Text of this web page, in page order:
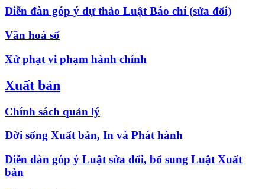
Diễn đàn góp ý dự thảo Luật Báo chí (sửa đổi)
Văn hoá số
Xử phạt vi phạm hành chính
Xuất bản
Chính sách quản lý
Đời sống Xuất bản, In và Phát hành
Diễn đàn góp ý Luật sửa đổi, bổ sung Luật Xuất
bản